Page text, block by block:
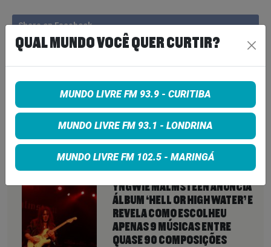
Share on Facebook
Share on Twitter
Share on Google+
VEJA TAMBÉM
YNGWIE MALMSTEEN ANUNCIA
ÁLBUM ‘HELL OR HIGH WATER’ E
REVELA COMO ESCOLHEU
APENAS 9 MÚSICAS ENTRE
QUASE 90 COMPOSIÇÕES
QUAL MUNDO VOCÊ QUER CURTIR?
MUNDO LIVRE FM 93.9 - CURITIBA
MUNDO LIVRE FM 93.1 - LONDRINA
MUNDO LIVRE FM 102.5 - MARINGÁ